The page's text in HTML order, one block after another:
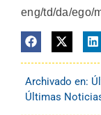
eng/td/da/ego/
Archivado en:
Últimas